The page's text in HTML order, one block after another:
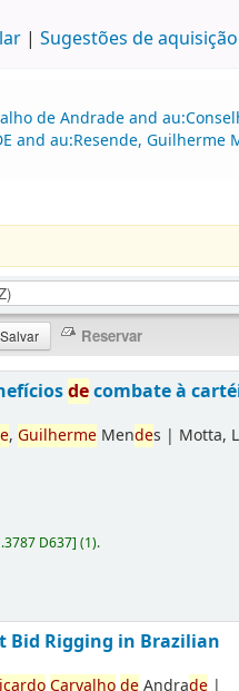
Sugestões de aquisição
de Andrade and
and au:Resende, Guilherme
decombate à
,Guilherme Mendes | Motta,
D637](1).
Bid Rigging in Brazilian